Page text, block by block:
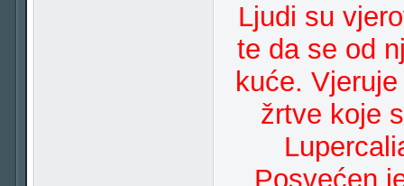
Ljudi su
te da se od
kuće.
žrtve koje
Posvećen